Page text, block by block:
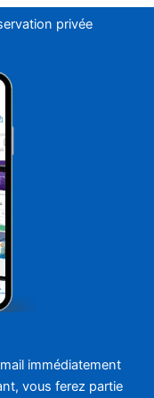
privée
immédiatement
vous ferez partie